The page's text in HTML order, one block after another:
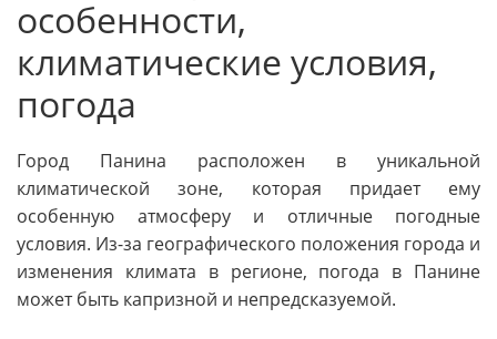
особенности,
климатические условия,
погода
Город Панина расположен в уникальной
климатической зоне, которая придает ему
особенную атмосферу и отличные погодные
условия. Из-за географического положения города и
изменения климата в регионе, погода в Панине
может быть капризной и непредсказуемой.